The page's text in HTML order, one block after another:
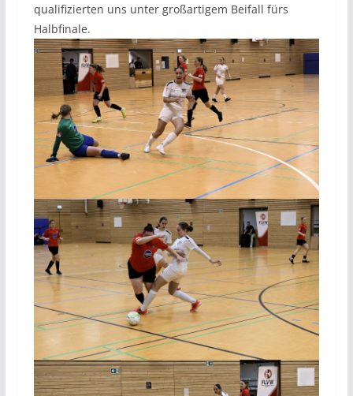
qualifizierten uns unter großartigem Beifall fürs
Halbfinale.